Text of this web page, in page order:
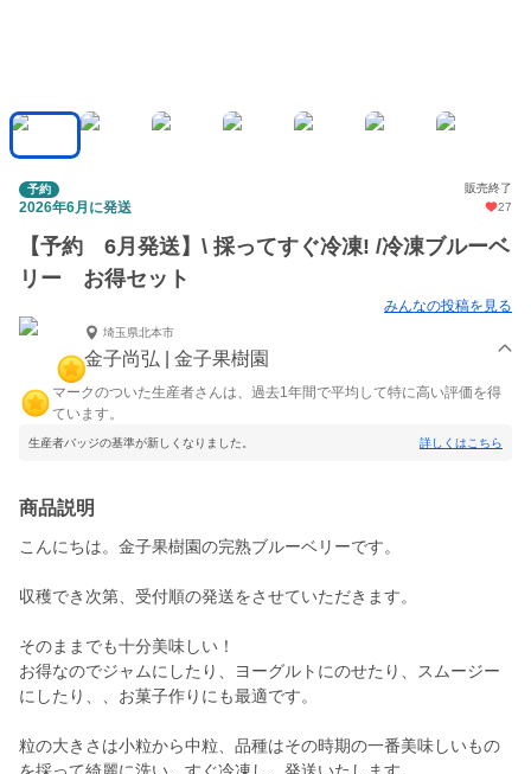
予約 販売終了
2026年6月に発送 27
【予約 6月発送】\ 採ってすぐ冷凍! /冷凍ブルーベ
リー お得セット
みんなの投稿を見る
埼玉県北本市
金子尚弘 | 金子果樹園
マークのついた生産者さんは、過去1年間で平均して特に高い評価を得
ています。
生産者バッジの基準が新しくなりました。 詳しくはこちら
商品説明
こんにちは。金子果樹園の完熟ブルーベリーです。
収穫でき次第、受付順の発送をさせていただきます。
そのままでも十分美味しい！
お得なのでジャムにしたり、ヨーグルトにのせたり、スムージー
にしたり、、お菓子作りにも最適です。
粒の大きさは小粒から中粒、品種はその時期の一番美味しいもの